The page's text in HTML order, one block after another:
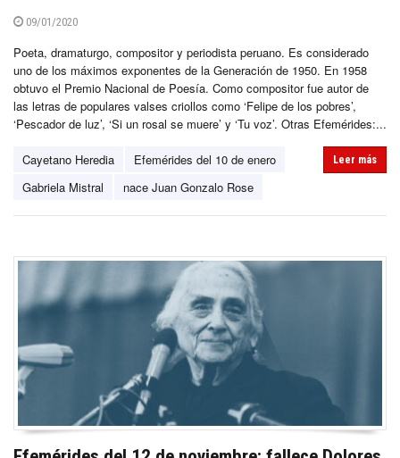
09/01/2020
Poeta, dramaturgo, compositor y periodista peruano. Es considerado
uno de los máximos exponentes de la Generación de 1950. En 1958
obtuvo el Premio Nacional de Poesía. Como compositor fue autor de
las letras de populares valses criollos como ‘Felipe de los pobres’,
‘Pescador de luz’, ‘Si un rosal se muere’ y ‘Tu voz’. Otras Efemérides:...
Cayetano Heredia
Efemérides del 10 de enero
Gabriela Mistral
nace Juan Gonzalo Rose
Leer más